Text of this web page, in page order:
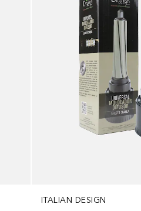
ITALIAN DESIGN